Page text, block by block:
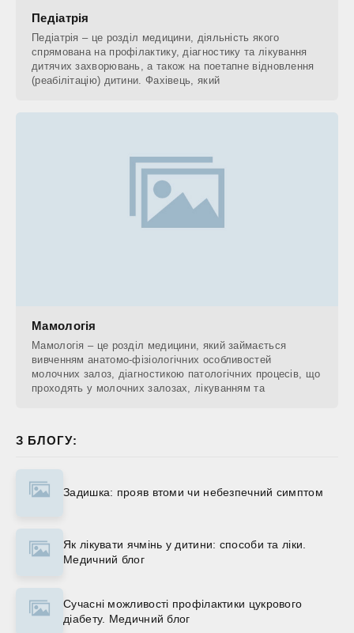
Педіатрія
Педіатрія – це розділ медицини, діяльність якого
спрямована на профілактику, діагностику та лікування
дитячих захворювань, а також на поетапне відновлення
(реабілітацію) дитини. Фахівець, який
Мамологія
Мамологія – це розділ медицини, який займається
вивченням анатомо-фізіологічних особливостей
молочних залоз, діагностикою патологічних процесів, що
проходять у молочних залозах, лікуванням та
З БЛОГУ:
Задишка: прояв втоми чи небезпечний симптом
Як лікувати ячмінь у дитини: способи та ліки.
Медичний блог
Сучасні можливості профілактики цукрового
діабету. Медичний блог